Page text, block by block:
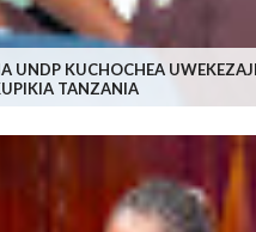
UNDP KUCHOCHEA
TANZANIA